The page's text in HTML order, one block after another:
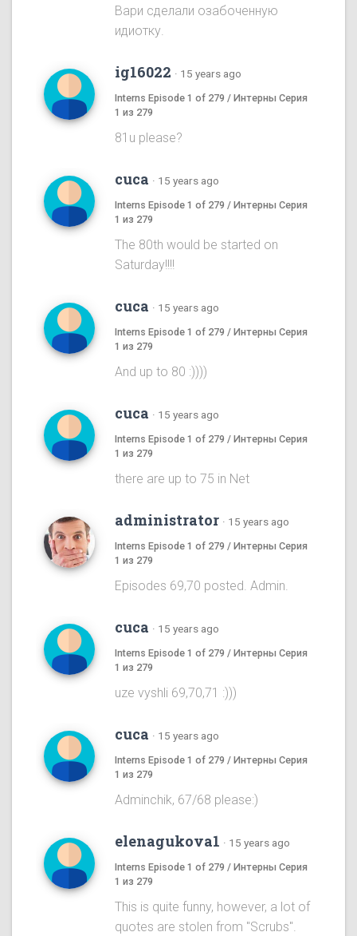
Вари сделали озабоченную
идиотку.
ig16022 · 15 years ago
Interns Episode 1 of 279 / Интерны Серия
1 из 279
81u please?
cuca · 15 years ago
Interns Episode 1 of 279 / Интерны Серия
1 из 279
The 80th would be started on
Saturday!!!!
cuca · 15 years ago
Interns Episode 1 of 279 / Интерны Серия
1 из 279
And up to 80 :))))
cuca · 15 years ago
Interns Episode 1 of 279 / Интерны Серия
1 из 279
there are up to 75 in Net
administrator · 15 years ago
Interns Episode 1 of 279 / Интерны Серия
1 из 279
Episodes 69,70 posted. Admin.
cuca · 15 years ago
Interns Episode 1 of 279 / Интерны Серия
1 из 279
uze vyshli 69,70,71 :)))
cuca · 15 years ago
Interns Episode 1 of 279 / Интерны Серия
1 из 279
Adminchik, 67/68 please:)
elenagukova1 · 15 years ago
Interns Episode 1 of 279 / Интерны Серия
1 из 279
This is quite funny, however, a lot of
quotes are stolen from "Scrubs".